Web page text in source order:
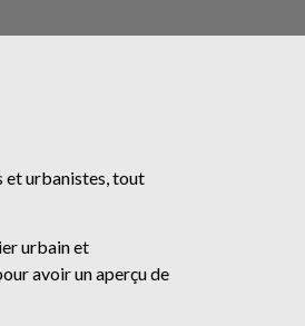
et urbanistes, tout
urbain et
avoir un aperçu de